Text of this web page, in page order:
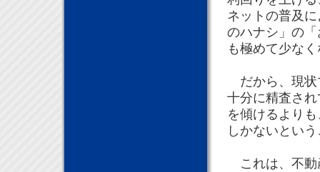
ネットの普及
のハナシ」の
も極めて少な
だから、現状
十分に精査さ
を傾けるより
しかないとい
これは、不動